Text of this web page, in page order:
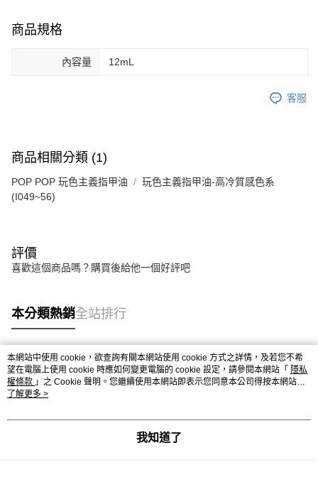
商品規格
內容量 12mL
客服
商品相關分類 (1)
POP POP 玩色主義指甲油
玩色主義指甲油-高冷質感色系
(I049~56)
評價
喜歡這個商品嗎？購買後給他一個好評吧
本分類熱銷全站排行
熱門標籤
本網站中使用 cookie，欲查詢有關本網站使用 cookie 方式之詳情，及若您不希
望在電腦上使用 cookie 時應如何變更電腦的 cookie 設定，請參閱本網站「 隱私
權條款 」之 Cookie 聲明。您繼續使用本網站即表示您同意本公司得按本網站使
用條款之 Cookie 聲明使用 cookie。
了解更多 >
我知道了